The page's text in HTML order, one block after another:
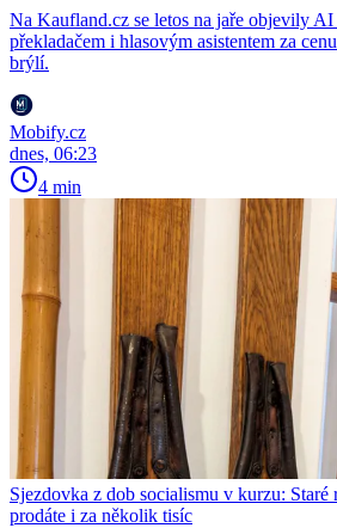
Na Kaufland.cz se letos na jaře objevily
překladačem i hlasovým asistentem za
brýlí.
Mobify.cz
dnes, 06:23
4 min
Sjezdovka z dob socialismu v kurzu: Staré
prodáte i za několik tisíc